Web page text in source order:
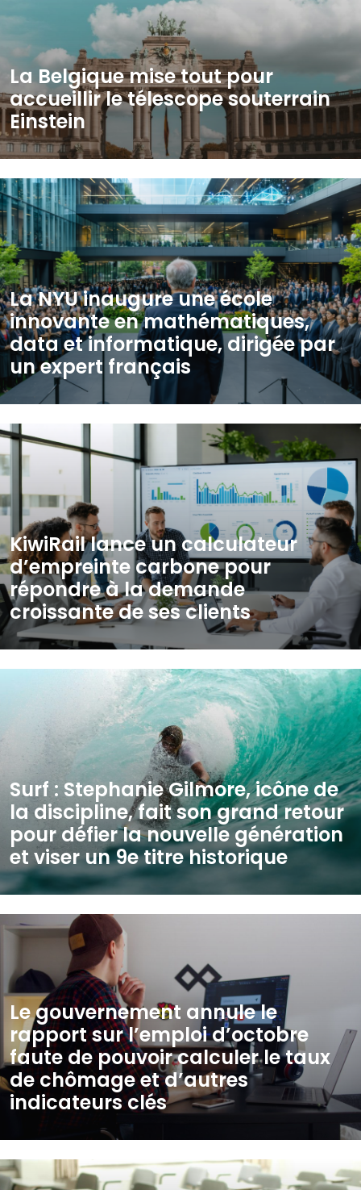
La Belgique mise tout pour
accueillir le télescope souterrain
Einstein
La NYU inaugure une école
innovante en mathématiques,
data et informatique, dirigée par
un expert français
KiwiRail lance un calculateur
d’empreinte carbone pour
répondre à la demande
croissante de ses clients
Surf : Stephanie Gilmore, icône de
la discipline, fait son grand retour
pour défier la nouvelle génération
et viser un 9e titre historique
Le gouvernement annule le
rapport sur l’emploi d’octobre
faute de pouvoir calculer le taux
de chômage et d’autres
indicateurs clés